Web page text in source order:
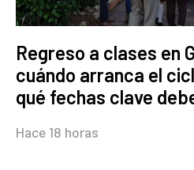
Regreso a clases en
cuándo arranca el
qué fechas clave
Hace 18 horas